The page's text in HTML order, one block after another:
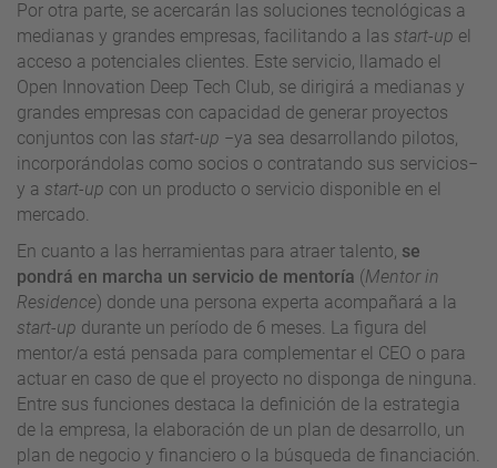
Por otra parte, se acercarán las soluciones tecnológicas a
medianas y grandes empresas, facilitando a las start-up el
acceso a potenciales clientes. Este servicio, llamado el
Open Innovation Deep Tech Club, se dirigirá a medianas y
grandes empresas con capacidad de generar proyectos
conjuntos con las start-up −ya sea desarrollando pilotos,
incorporándolas como socios o contratando sus servicios−
y a start-up con un producto o servicio disponible en el
mercado.
En cuanto a las herramientas para atraer talento, se
pondrá en marcha un servicio de mentoría (Mentor in
Residence) donde una persona experta acompañará a la
start-up durante un período de 6 meses. La figura del
mentor/a está pensada para complementar el CEO o para
actuar en caso de que el proyecto no disponga de ninguna.
Entre sus funciones destaca la definición de la estrategia
de la empresa, la elaboración de un plan de desarrollo, un
plan de negocio y financiero o la búsqueda de financiación.